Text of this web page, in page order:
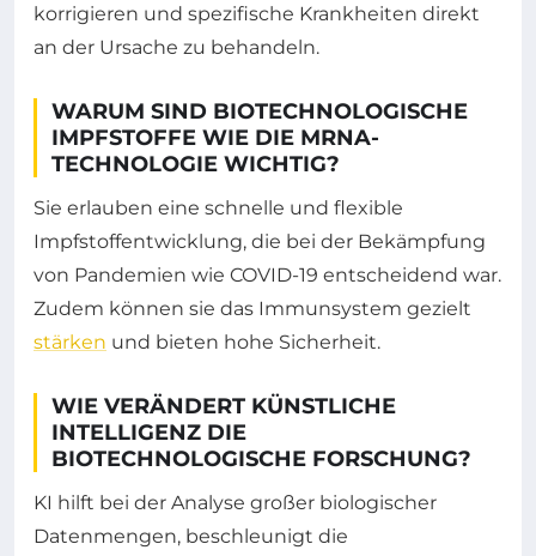
korrigieren und spezifische Krankheiten direkt
an der Ursache zu behandeln.
WARUM SIND BIOTECHNOLOGISCHE
IMPFSTOFFE WIE DIE MRNA-
TECHNOLOGIE WICHTIG?
Sie erlauben eine schnelle und flexible
Impfstoffentwicklung, die bei der Bekämpfung
von Pandemien wie COVID-19 entscheidend war.
Zudem können sie das Immunsystem gezielt
stärken und bieten hohe Sicherheit.
WIE VERÄNDERT KÜNSTLICHE
INTELLIGENZ DIE
BIOTECHNOLOGISCHE FORSCHUNG?
KI hilft bei der Analyse großer biologischer
Datenmengen, beschleunigt die